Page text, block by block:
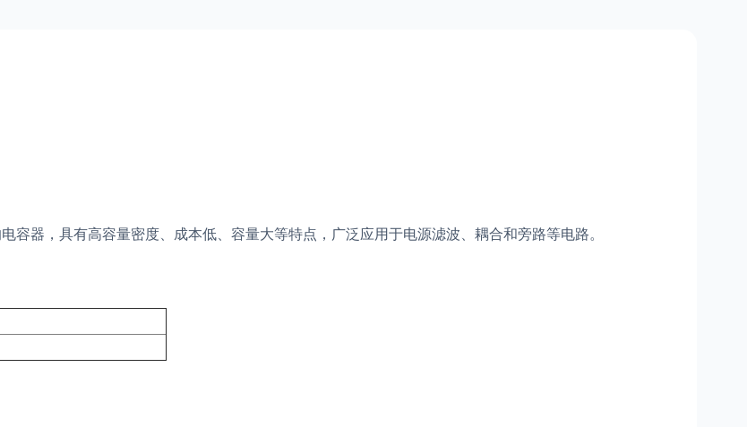
容器，具有高容量密度、成本低、容量大等特点，广泛应用于电源滤波、耦合和旁路等电路。